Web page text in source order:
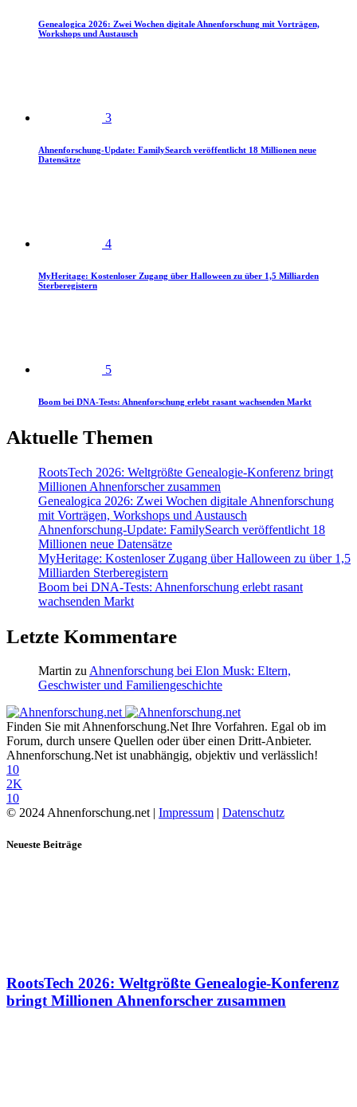
Genealogica 2026: Zwei Wochen digitale Ahnenforschung mit Vorträgen,
Workshops und Austausch
3
Ahnenforschung-Update: FamilySearch veröffentlicht 18 Millionen neue
Datensätze
4
MyHeritage: Kostenloser Zugang über Halloween zu über 1,5 Milliarden
Sterberegistern
5
Boom bei DNA-Tests: Ahnenforschung erlebt rasant wachsenden Markt
Aktuelle Themen
RootsTech 2026: Weltgrößte Genealogie-Konferenz bringt
Millionen Ahnenforscher zusammen
Genealogica 2026: Zwei Wochen digitale Ahnenforschung
mit Vorträgen, Workshops und Austausch
Ahnenforschung-Update: FamilySearch veröffentlicht 18
Millionen neue Datensätze
MyHeritage: Kostenloser Zugang über Halloween zu über 1,5
Milliarden Sterberegistern
Boom bei DNA-Tests: Ahnenforschung erlebt rasant
wachsenden Markt
Letzte Kommentare
Martin zuAhnenforschung bei Elon Musk: Eltern,
Geschwister und Familiengeschichte
Finden Sie mit Ahnenforschung.Net Ihre Vorfahren. Egal ob im
Forum, durch unsere Quellen oder über einen Dritt-Anbieter.
Ahnenforschung.Net ist unabhängig, objektiv und verlässlich!
10
2K
10
© 2024 Ahnenforschung.net | Impressum Datenschutz
Neueste Beiträge
RootsTech 2026: Weltgrößte Genealogie-Konferenz
bringt Millionen Ahnenforscher zusammen